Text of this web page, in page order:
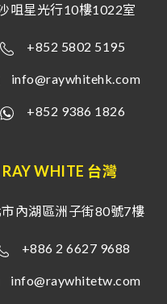
咀星光行10樓1022室
+852 5802 5195
info@raywhitehk.com
+852 9386 1826
RAY WHITE 台灣
內湖區洲子街80號7樓
+886 2 6627 9688
info@raywhitetw.com